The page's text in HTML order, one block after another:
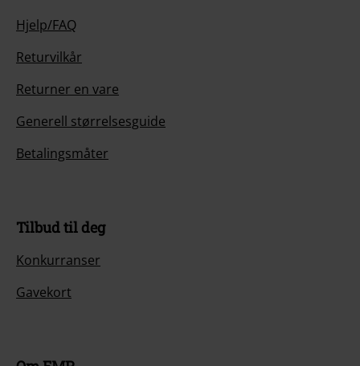
Hjelp/FAQ
Returvilkår
Returner en vare
Generell størrelsesguide
Betalingsmåter
Tilbud til deg
Konkurranser
Gavekort